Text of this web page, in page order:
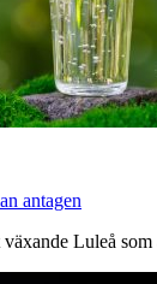
antagen
växande Luleå